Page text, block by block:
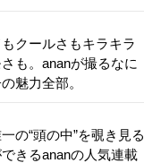
クールさもキラキラ
も。ananが撮るなに
魅力全部。
の“頭の中”を覗き見る
きるananの人気連載